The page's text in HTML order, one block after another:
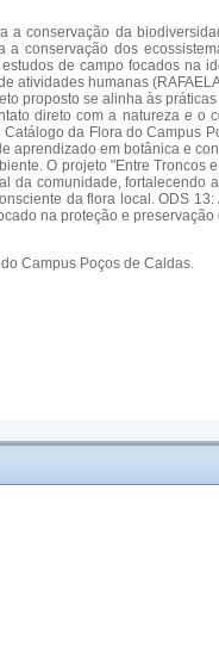
conservação da
conservação dos
de campo focados
atividades humanas
proposto se alinha às
direto com a natureza e
da Flora do
aprendizado em botânica e
O projeto "Entre
da comunidade,
da flora local. ODS
na proteção e
Campus Poços de Caldas.